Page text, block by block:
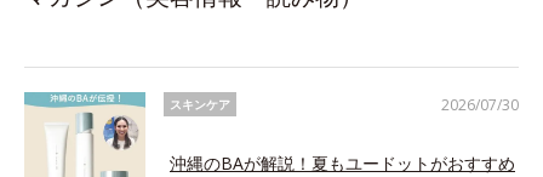
スキンケア
沖縄のBAが解説！夏もユードットがおすすめ
2026/07/30